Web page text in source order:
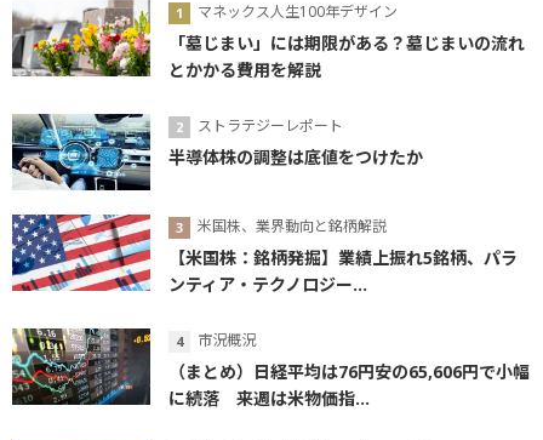
マネックス人生100年デザイン
「墓じまい」には期限がある？墓じまいの流れ
とかかる費用を解説
ストラテジーレポート
半導体株の調整は底値をつけたか
米国株、業界動向と銘柄解説
【米国株：銘柄発掘】業績上振れ5銘柄、パラ
ンティア・テクノロジー...
市況概況
（まとめ）日経平均は76円安の65,606円で小幅
に続落 来週は米物価指...